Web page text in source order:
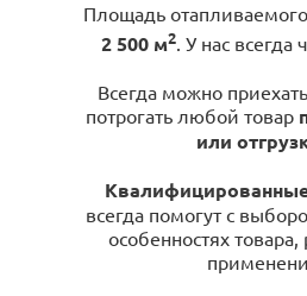
Площадь
2 500 м2. У нас всегда
Всегда можно
потрогать любой товар
или
всегда помогут с
особенностях